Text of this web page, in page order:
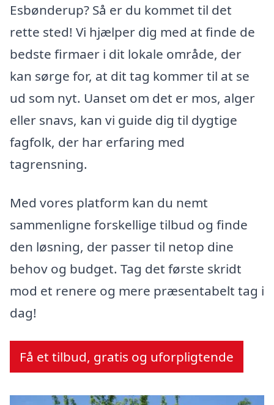
Esbønderup? Så er du kommet til det
rette sted! Vi hjælper dig med at finde de
bedste firmaer i dit lokale område, der
kan sørge for, at dit tag kommer til at se
ud som nyt. Uanset om det er mos, alger
eller snavs, kan vi guide dig til dygtige
fagfolk, der har erfaring med
tagrensning.
Med vores platform kan du nemt
sammenligne forskellige tilbud og finde
den løsning, der passer til netop dine
behov og budget. Tag det første skridt
mod et renere og mere præsentabelt tag i
dag!
Få et tilbud, gratis og uforpligtende